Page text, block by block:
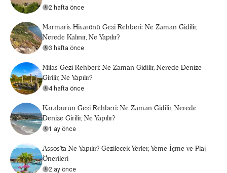
2 hafta önce
Marmaris Hisarönü Gezi Rehberi: Ne Zaman Gidilir,
Nerede Kalınır, Ne Yapılır?
3 hafta önce
Milas Gezi Rehberi: Ne Zaman Gidilir, Nerede Denize
Girilir, Ne Yapılır?
4 hafta önce
Karaburun Gezi Rehberi: Ne Zaman Gidilir, Nerede
Denize Girilir, Ne Yapılır?
1 ay önce
Assos’ta Ne Yapılır? Gezilecek Yerler, Yeme İçme ve Plaj
Önerileri
2 ay önce